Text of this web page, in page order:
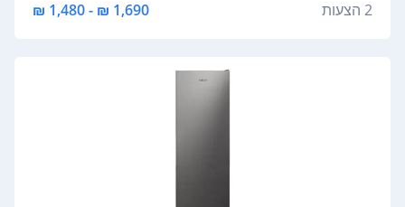
2 הצעות 1,690 ₪ - 1,480 ₪